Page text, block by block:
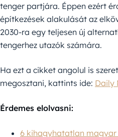
tenger partjára. Éppen ezért
építkezések alakulását az
2030-ra egy teljesen új
tengerhez utazók számára.
Ha ezt a cikket angolul is
megosztani, kattints ide: Daily
Érdemes elolvasni:
6 kihagyhatatlan